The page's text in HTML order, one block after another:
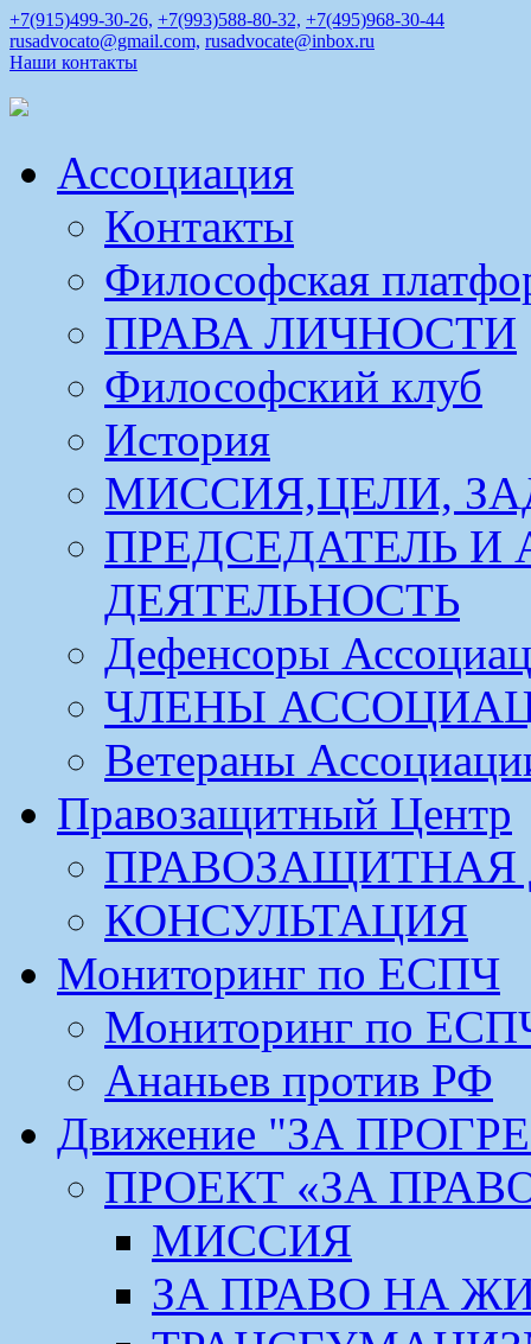
+7(915)499-30-26, +7(993)588-80-32, +7(495)968-30-44
rusadvocato@gmail.com, rusadvocate@inbox.ru
Наши контакты
Ассоциация
Контакты
Философская
ПРАВА ЛИЧНОСТИ
Философский клуб
История
МИССИЯ,ЦЕЛИ,
ПРЕДСЕДАТЕЛЬ И
ДЕЯТЕЛЬНОСТЬ
Дефенсоры
ЧЛЕНЫ
Ветераны
Правозащитный Центр
ПРАВОЗАЩИТНАЯ
КОНСУЛЬТАЦИЯ
Мониторинг по ЕСПЧ
Мониторинг по
Ананьев против РФ
Движение "ЗА
ПРОЕКТ «ЗА
МИССИЯ
ЗА ПРАВО НА